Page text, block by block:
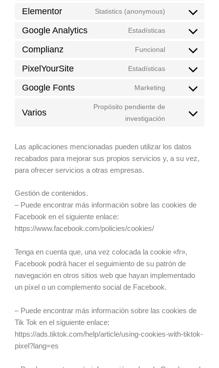
Elementor Statistics (anonymous)
Google Analytics Estadísticas
Complianz Funcional
PixelYourSite Estadísticas
Google Fonts Marketing
Varios
Propósito pendiente de
investigación
Las aplicaciones mencionadas pueden utilizar los datos
recabados para mejorar sus propios servicios y, a su vez,
para ofrecer servicios a otras empresas.
Gestión de contenidos.
– Puede encontrar más información sobre las cookies de
Facebook en el siguiente enlace:
https://www.facebook.com/policies/cookies/
Tenga en cuenta que, una vez colocada la cookie «fr»,
Facebook podrá hacer el seguimiento de su patrón de
navegación en otros sitios web que hayan implementado
un píxel o un complemento social de Facebook.
– Puede encontrar más información sobre las cookies de
Tik Tok en el siguiente enlace:
https://ads.tiktok.com/help/article/using-cookies-with-tiktok-
pixel?lang=es